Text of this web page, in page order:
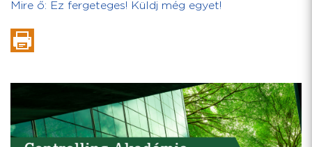
Mire ő: Ez fergeteges! Küldj még egyet!